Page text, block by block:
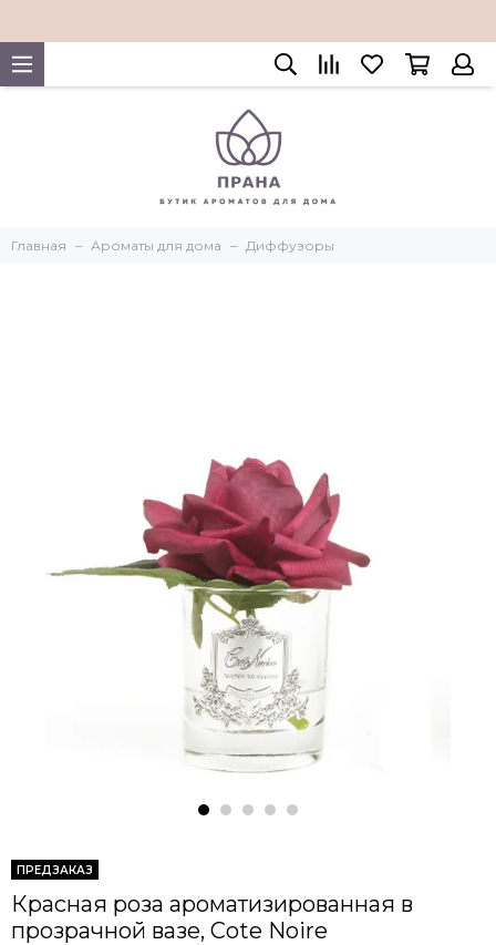
Главная Ароматы для дома Диффузоры
ПРЕДЗАКАЗ
Красная роза ароматизированная в
прозрачной вазе, Cote Noire